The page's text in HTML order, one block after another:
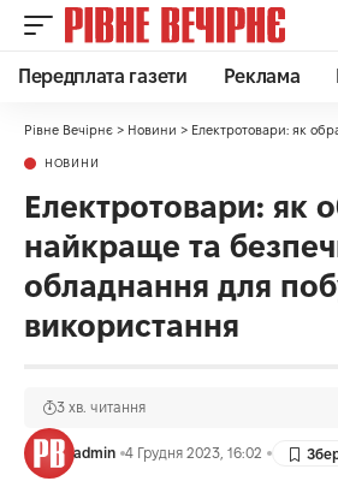
Передплата газети Реклама
Рівне Вечірнє > Новини > Електротовари: як обрати найкраще та
НОВИНИ
Електротовари: як
найкраще та
обладнання для
використання
admin 4 Грудня 2023, 16:02
3 хв. читання